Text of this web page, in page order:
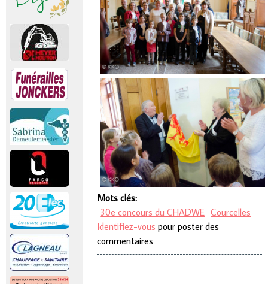
Mots clés:
30e concours du CHADWE Courcelles
Identifiez-vous pour poster des
commentaires